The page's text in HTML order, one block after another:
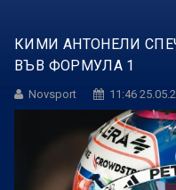
КИМИ АНТОНЕЛИ
ВЪВ ФОРМУЛА 1
Novsport 11:46